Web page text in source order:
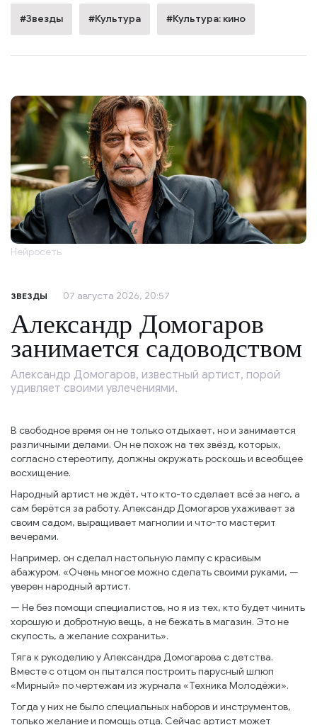
#Звезды #Культура #Культура: кино
Нейросеть
ЗВЕЗДЫ 07 августа 2026, 20:57
Александр Домогаров
занимается садоводством
Александр Домогаров, известный артист, порой
удивляет своими увлечениями.
В свободное время он не только отдыхает, но и занимается
различными делами. Он не похож на тех звёзд, которых,
согласно стереотипу, должны окружать роскошь и всеобщее
восхищение.
Народный артист не ждёт, что кто-то сделает всё за него, а
сам берётся за работу. Александр Домогаров ухаживает за
своим садом, выращивает магнолии и что-то мастерит
вечерами.
Например, он сделал настольную лампу с красивым
абажуром. «Очень многое можно сделать своими руками, —
уверен народный артист.
— Не без помощи специалистов, но я из тех, кто будет чинить
хорошую и добротную вещь, а не бежать в магазин. Это не
скупость, а желание сохранить».
Тяга к рукоделию у Александра Домогарова с детства.
Вместе с отцом он пытался построить парусный шлюп
«Мирный» по чертежам из журнала «Техника Молодёжи».
Тогда у них не было специальных наборов и инструментов,
только желание и помощь отца. Сейчас артист может